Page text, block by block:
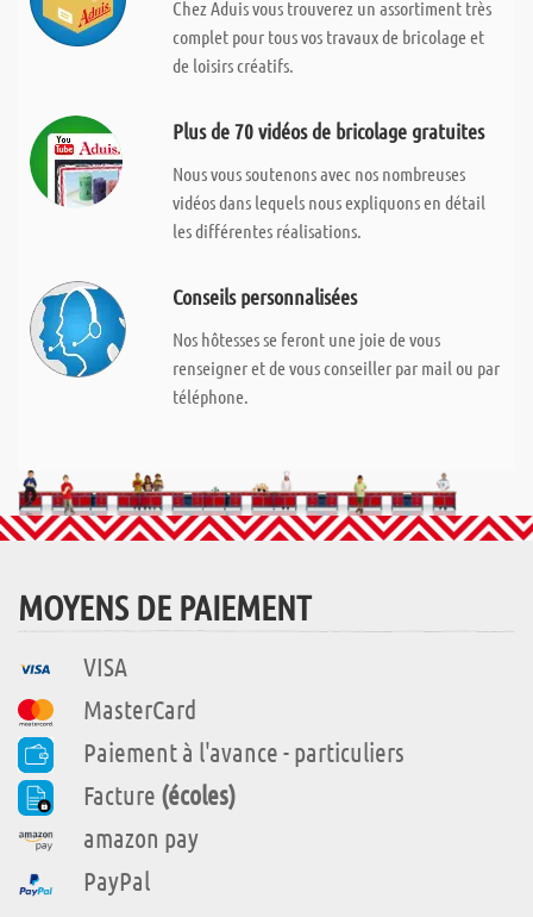
Chez Aduis vous trouverez un assortiment très
complet pour tous vos travaux de bricolage et
de loisirs créatifs.
Plus de 70 vidéos de bricolage gratuites
Nous vous soutenons avec nos nombreuses
vidéos dans lequels nous expliquons en détail
les différentes réalisations.
Conseils personnalisées
Nos hôtesses se feront une joie de vous
renseigner et de vous conseiller par mail ou par
téléphone.
MOYENS DE PAIEMENT
VISA
MasterCard
Paiement à l'avance - particuliers
Facture (écoles)
amazon pay
PayPal